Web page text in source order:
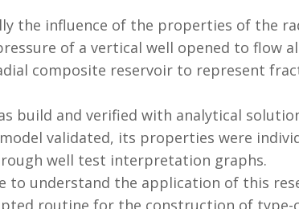
the influence of the properties of the
of a vertical well opened to flow
composite reservoir to represent
build and verified with analytical
validated, its properties were
well test interpretation graphs.
to understand the application of this